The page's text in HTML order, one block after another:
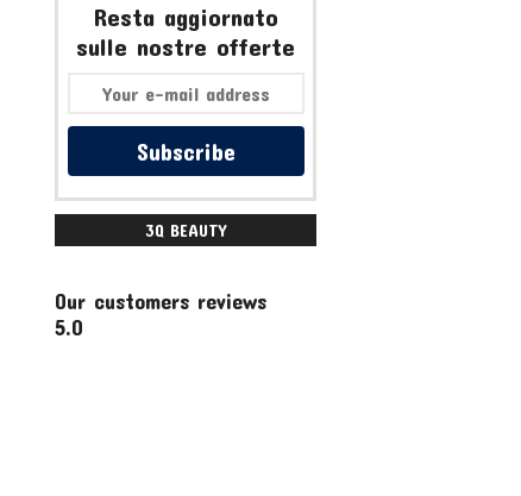
Resta aggiornato
sulle nostre offerte
Subscribe
3Q BEAUTY
Our customers reviews
5.0